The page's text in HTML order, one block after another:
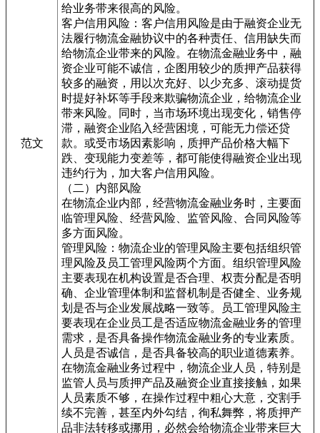
范文
给业务带来很高的风险。
客户信用风险：客户信用风险是由于融资企业无
法履行物流金融协议中的各种责任、信用缺失而
给物流企业带来的风险。在物流金融业务中，融
资企业可能不诚信，企图用较少的质押产品获得
较多的融资，用以次充好、以少充多、滚动提货
时提好补坏等手段来欺骗物流企业，给物流企业
带来风险。同时，当市场环境出现变化，销售停
滞，融资企业陷入经营困境，可能无力偿还贷
款。或受市场因素影响，质押产品价格大幅下
跌、变现能力变差等，都可能使得融资企业出现
违约行为，加大客户信用风险。
（二）内部风险
在物流企业内部，经营物流金融业务时，主要面
临管理风险、经营风险、监管风险、合同风险等
多方面风险。
管理风险：物流企业的管理风险主要包括组织管
理风险及员工管理风险两个方面。组织管理风险
主要表现在机构设置是否合理、权责分配是否明
确、企业管理体制和监督机制是否健全、业务规
划是否与企业发展战略一致等。员工管理风险主
要表现在企业员工是否适应物流金融业务的管理
需求，是否具备操作物流金融业务的专业素质。
人员是否诚信，是否具备较高的职业道德素养。
在物流金融业务过程中，物流企业人员，特别是
监管人员与质押产品及融资企业直接接触，如果
人员素质不够，在操作过程中粗心大意，交割手
续不完善，甚至内外勾结，徇私舞弊，将质押产
品非法转移或挪用，必然会给物流企业带来巨大